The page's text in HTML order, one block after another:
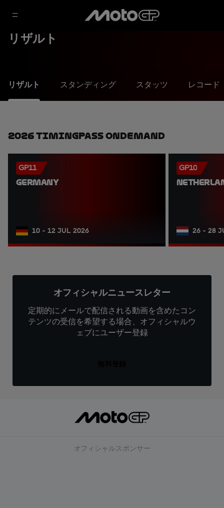
リザルト
リザルト スタンディング スタッツ レコード
2026 TimingPass OnDemand
GP11
GERMANY
10 - 12 JUL 2026
GP10
26 - 28
オフィシャルニュースレター
定期的にメールで配信される動画を含めたコン
テンツの受信を希望する場合、オフィシャルウ
ェブにユーザー登録
オフィシャルスポンサー